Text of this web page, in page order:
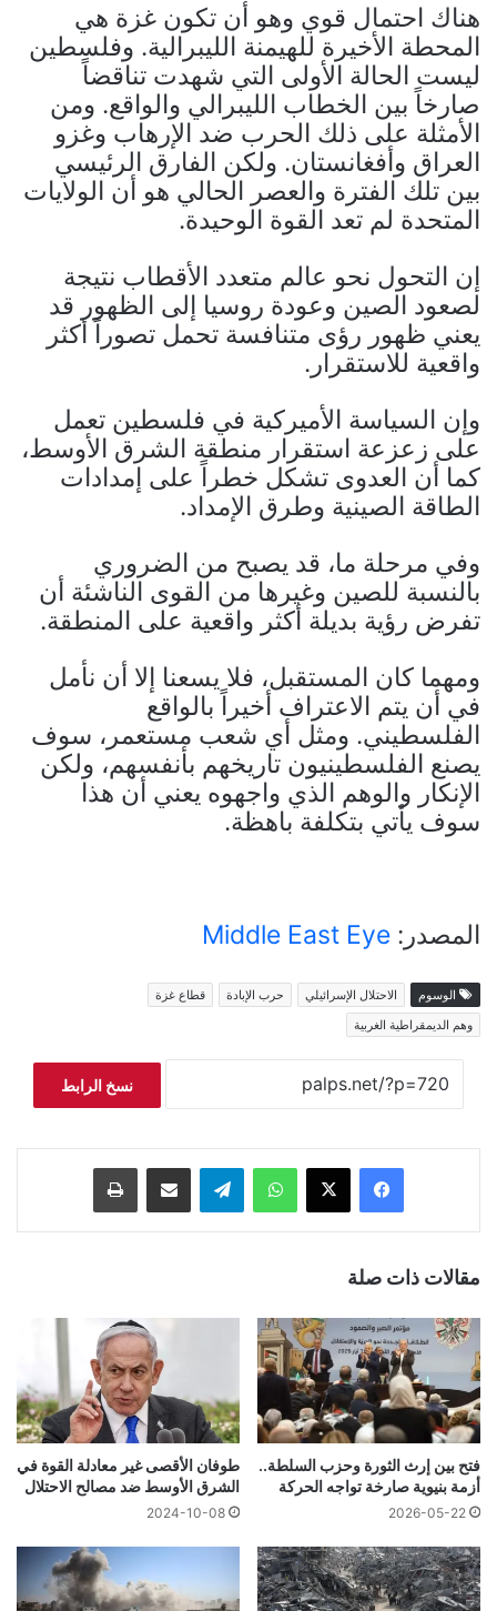
هناك احتمال قوي وهو أن تكون غزة هي
المحطة الأخيرة للهيمنة الليبرالية. وفلسطين
ليست الحالة الأولى التي شهدت تناقضاً
صارخاً بين الخطاب الليبرالي والواقع. ومن
الأمثلة على ذلك الحرب ضد الإرهاب وغزو
العراق وأفغانستان. ولكن الفارق الرئيسي
بين تلك الفترة والعصر الحالي هو أن الولايات
المتحدة لم تعد القوة الوحيدة.
إن التحول نحو عالم متعدد الأقطاب نتيجة
لصعود الصين وعودة روسيا إلى الظهور قد
يعني ظهور رؤى متنافسة تحمل تصوراً أكثر
واقعية للاستقرار.
وإن السياسة الأميركية في فلسطين تعمل
على زعزعة استقرار منطقة الشرق الأوسط،
كما أن العدوى تشكل خطراً على إمدادات
الطاقة الصينية وطرق الإمداد.
وفي مرحلة ما، قد يصبح من الضروري
بالنسبة للصين وغيرها من القوى الناشئة أن
تفرض رؤية بديلة أكثر واقعية على المنطقة.
ومهما كان المستقبل، فلا يسعنا إلا أن نأمل
في أن يتم الاعتراف أخيراً بالواقع
الفلسطيني. ومثل أي شعب مستعمر، سوف
يصنع الفلسطينيون تاريخهم بأنفسهم، ولكن
الإنكار والوهم الذي واجهوه يعني أن هذا
سوف يأتي بتكلفة باهظة.
المصدر: Middle East Eye
الوسوم الاحتلال الإسرائيلي حرب الإبادة
قطاع غزة
وهم الديمقراطية الغربية
نسخ الرابط
فيسبوك ‫X واتساب تيلقرام مشاركة عبر البريد طباعة
مقالات ذات صلة
فتح بين إرث الثورة وحزب السلطة..
أزمة بنيوية صارخة تواجه الحركة
2026-05-22
طوفان الأقصى غير معادلة القوة في
الشرق الأوسط ضد مصالح الاحتلال
2024-10-08